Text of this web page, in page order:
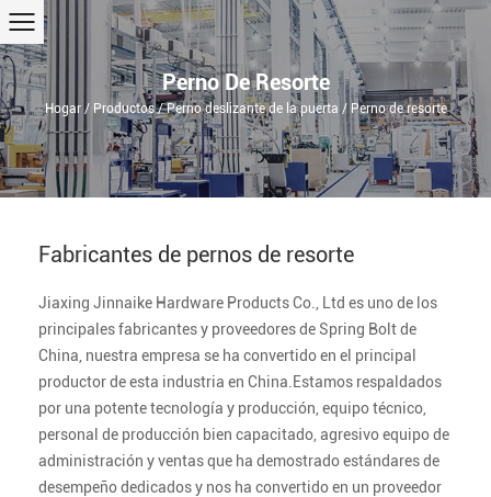
Perno De Resorte
Hogar/ Productos/Perno deslizante de la puerta / Perno de resorte
Fabricantes de pernos de resorte
Jiaxing Jinnaike Hardware Products Co., Ltd es uno de los
principales fabricantes y proveedores de Spring Bolt de
China, nuestra empresa se ha convertido en el principal
productor de esta industria en China.Estamos respaldados
por una potente tecnología y producción, equipo técnico,
personal de producción bien capacitado, agresivo equipo de
administración y ventas que ha demostrado estándares de
desempeño dedicados y nos ha convertido en un proveedor